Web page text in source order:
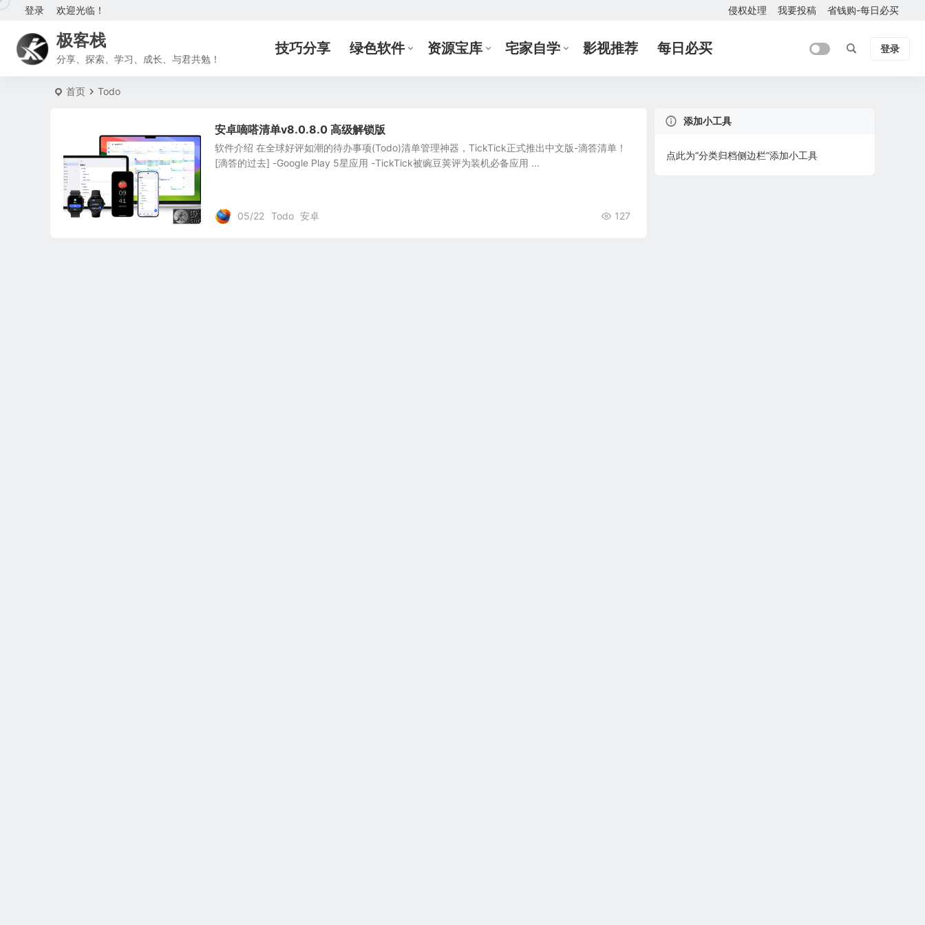
欢迎光临！
登录 侵权处理 我要投稿 省钱购-每日必买
极客栈
分享、探索、学习、成长、与君共勉！
技巧分享 绿色软件 资源宝库 宅家自学 影视推荐 每日必买 登录
首页 Todo
安卓嘀嗒清单v8.0.8.0 高级解锁版
软件介绍 在全球好评如潮的待办事项(Todo)清单管理神器，TickTick正式推出中文版-滴答清单！
[滴答的过去] -Google Play 5星应用 -TickTick被豌豆荚评为装机必备应用 ...
05/22 127
Todo 安卓
添加小工具
点此为“分类归档侧边栏”添加小工具